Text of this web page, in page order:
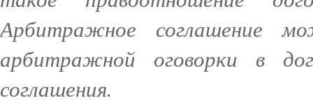
Арбитражное соглашение
арбитражной оговорки в
соглашения.